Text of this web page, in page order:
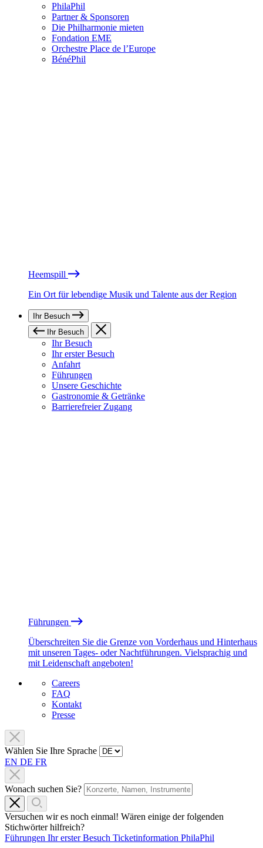
PhilaPhil
Partner & Sponsoren
Die Philharmonie mieten
Fondation EME
Orchestre Place de l’Europe
BénéPhil
Heemspill
Ein Ort für lebendige Musik und Talente aus der Region
Ihr Besuch
Ihr Besuch
Ihr Besuch
Ihr erster Besuch
Anfahrt
Führungen
Unsere Geschichte
Gastronomie & Getränke
Barrierefreier Zugang
Führungen
Überschreiten Sie die Grenze von Vorderhaus und Hinterhaus
mit unseren Tages- oder Nachtführungen. Vielsprachig und
mit Leidenschaft angeboten!
Careers
FAQ
Kontakt
Presse
Wählen Sie Ihre Sprache
EN DE FR
Wonach suchen Sie?
Versuchen wir es noch einmal! Wären einige der folgenden
Stichwörter hilfreich?
Führungen Ihr erster Besuch Ticketinformation PhilaPhil